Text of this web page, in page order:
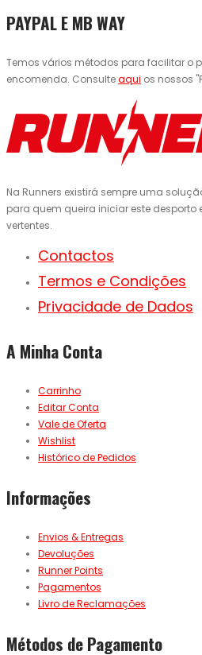
PAYPAL E MB WAY
Temos vários métodos para facilitar o
encomenda. Consulteaqui os nossos
Na Runners existirá sempre uma
para quem queira iniciar este
vertentes.
Contactos
Termos e Condições
Privacidade de Dados
A Minha Conta
Carrinho
Editar Conta
Vale de Oferta
Wishlist
Histórico de Pedidos
Informações
Envios & Entregas
Devoluções
Runner Points
Pagamentos
Livro de Reclamações
Métodos de Pagamento